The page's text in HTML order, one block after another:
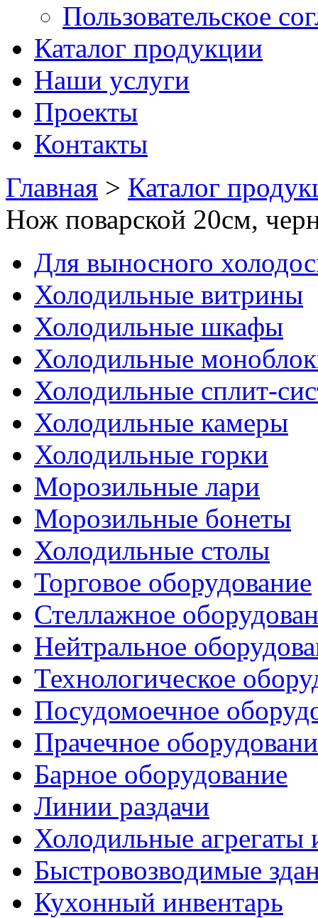
Пользовательское
Каталог продукции
Наши услуги
Проекты
Контакты
Главная > Каталог
Нож поварской 20см,
Для выносного
Холодильные витрины
Холодильные шкафы
Холодильные
Холодильные сплит-
Холодильные камеры
Холодильные горки
Морозильные лари
Морозильные бонеты
Холодильные столы
Торговое оборудование
Стеллажное
Нейтральное
Технологическое
Посудомоечное
Прачечное
Барное оборудование
Линии раздачи
Холодильные агрегаты
Быстровозводимые
Кухонный инвентарь